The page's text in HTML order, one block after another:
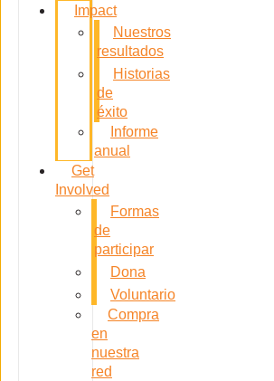
Impact
Nuestros
resultados
Historias
de
éxito
Informe
anual
Get
Involved
Formas
de
participar
Dona
Voluntario
Compra
en
nuestra
red